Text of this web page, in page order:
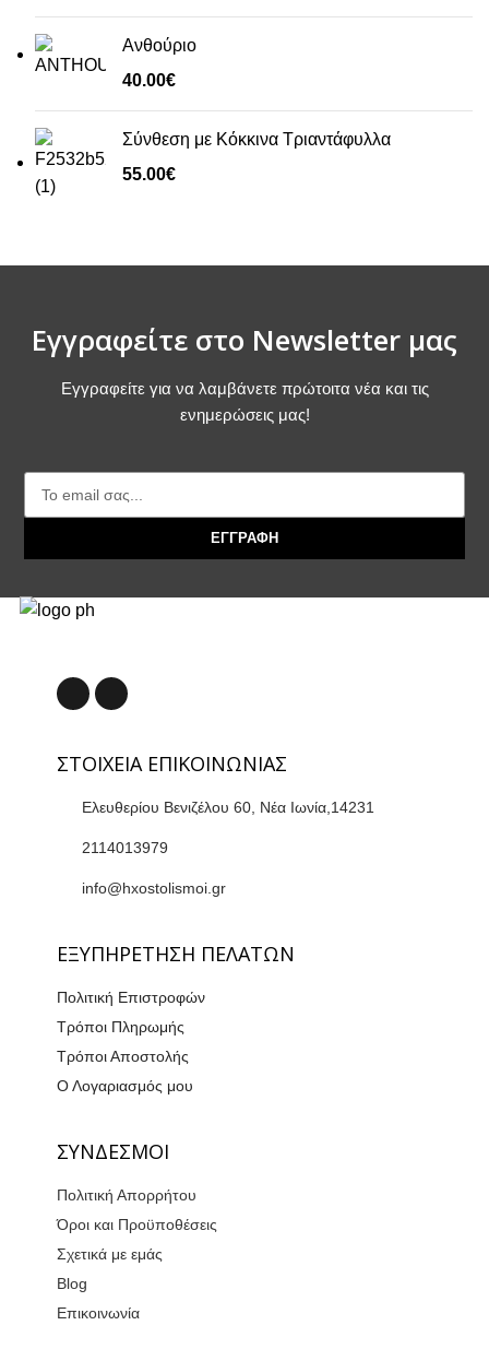
Ανθούριο
40.00€
Σύνθεση με Κόκκινα Τριαντάφυλλα
55.00€
Εγγραφείτε στο Newsletter μας
Εγγραφείτε για να λαμβάνετε πρώτοιτα νέα και τις
ενημερώσεις μας!
ΕΓΓΡΑΦΗ
ΣΤΟΙΧΕΙΑ ΕΠΙΚΟΙΝΩΝΙΑΣ
Ελευθερίου Βενιζέλου 60, Νέα Ιωνία,14231
2114013979
info@hxostolismoi.gr
ΕΞΥΠΗΡΕΤΗΣΗ ΠΕΛΑΤΩΝ
Πολιτική Επιστροφών
Τρόποι Πληρωμής
Τρόποι Αποστολής
Ο Λογαριασμός μου
ΣΥΝΔΕΣΜΟΙ
Πολιτική Απορρήτου
Όροι και Προϋποθέσεις
Σχετικά με εμάς
Blog
Επικοινωνία